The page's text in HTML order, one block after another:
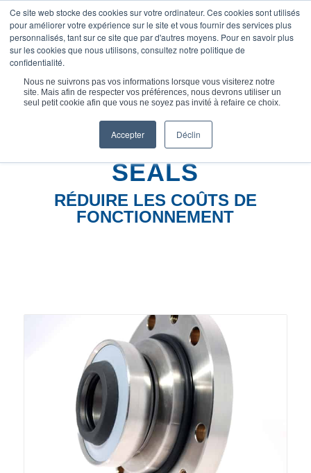
Ce site web stocke des cookies sur votre ordinateur. Ces cookies sont utilisés
pour améliorer votre expérience sur le site et vous fournir des services plus
personnalisés, tant sur ce site que par d'autres moyens. Pour en savoir plus
sur les cookies que nous utilisons, consultez notre politique de
confidentialité.
Nous ne suivrons pas vos informations lorsque vous visiterez notre
site. Mais afin de respecter vos préférences, nous devrons utiliser un
seul petit cookie afin que vous ne soyez pas invité à refaire ce choix.
Accepter Déclin
Vous êtes ici : Accueil / Joints CEFILAC GPA® : Réduire ...
CEFILAC GPA
SEALS
RÉDUIRE LES COÛTS DE
FONCTIONNEMENT